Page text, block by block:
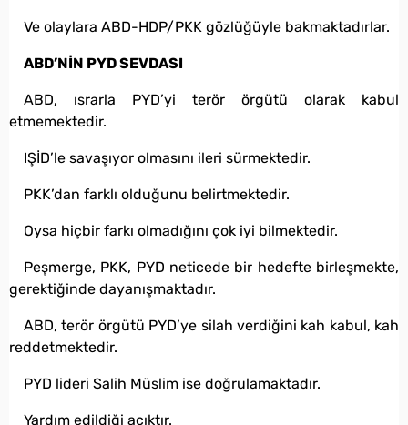
Ve olaylara ABD-HDP/PKK gözlüğüyle bakmaktadırlar.
ABD’NİN PYD SEVDASI
ABD, ısrarla PYD’yi terör örgütü olarak kabul
etmemektedir.
IŞİD’le savaşıyor olmasını ileri sürmektedir.
PKK’dan farklı olduğunu belirtmektedir.
Oysa hiçbir farkı olmadığını çok iyi bilmektedir.
Peşmerge, PKK, PYD neticede bir hedefte birleşmekte,
gerektiğinde dayanışmaktadır.
ABD, terör örgütü PYD’ye silah verdiğini kah kabul, kah
reddetmektedir.
PYD lideri Salih Müslim ise doğrulamaktadır.
Yardım edildiği açıktır.